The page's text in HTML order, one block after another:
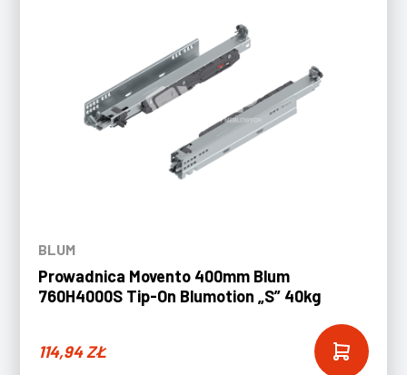
BLUM
Prowadnica Movento 400mm Blum
760H4000S Tip-On Blumotion „S” 40kg
114,94ZŁ